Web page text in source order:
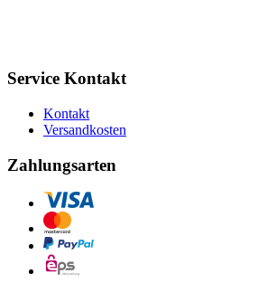
Service Kontakt
Kontakt
Versandkosten
Zahlungsarten